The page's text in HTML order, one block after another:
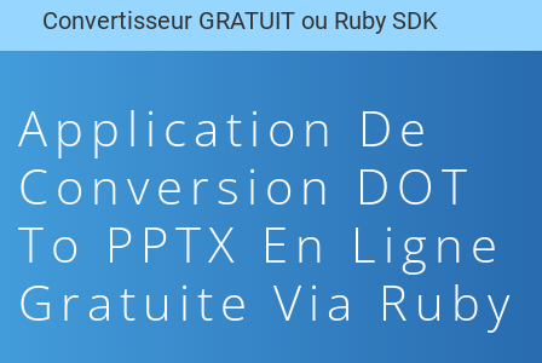
Convertisseur GRATUIT ou Ruby SDK
Application De
Conversion DOT
To PPTX En Ligne
Gratuite Via Ruby